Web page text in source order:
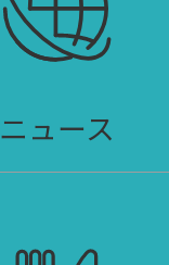
ニュース